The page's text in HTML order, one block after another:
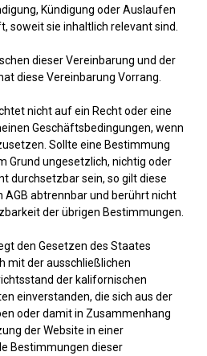
Kündigung oder Auslaufen
soweit sie inhaltlich relevant sind.
dieser Vereinbarung und der
diese Vereinbarung Vorrang.
nicht auf ein Recht oder eine
Geschäftsbedingungen, wenn
Sollte eine Bestimmung
Grund ungesetzlich, nichtig oder
durchsetzbar sein, so gilt diese
AGB abtrennbar und berührt nicht
der übrigen Bestimmungen.
den Gesetzen des Staates
mit der ausschließlichen
der kalifornischen
einverstanden, die sich aus der
oder damit in Zusammenhang
der Website in einer
Bestimmungen dieser